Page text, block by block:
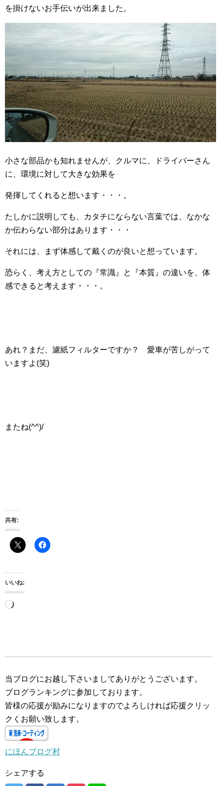
を掛けないお手伝いが出来ました。
小さな部品かも知れませんが、クルマに、ドライバーさん
に、環境に対して大きな効果を
発揮してくれると想います・・・。
たしかに説明しても、カタチにならない言葉では、なかな
か伝わらない部分はあります・・・
それには、まず体感して戴くのが良いと想っています。
恐らく、考え方としての『常識』と『本質』の違いを、体
感できると考えます・・・。
あれ？まだ、濾紙フィルターですか？ 愛車が苦しがって
いますよ(笑)
またね(^^)/
共有:
いいね:
読
中…
当ブログにお越し下さいましてありがとうございます。
ブログランキングに参加しております。
皆様の応援が励みになりますのでよろしければ応援クリッ
クくお願い致します。
にほんブログ村
シェアする